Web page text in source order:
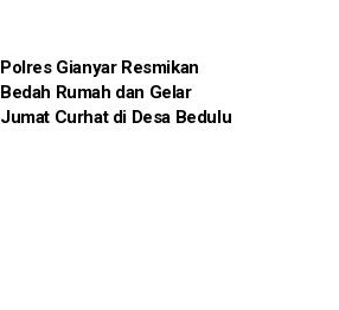
Polres Gianyar Resmikan
Bedah Rumah dan Gelar
Jumat Curhat di Desa Bedulu